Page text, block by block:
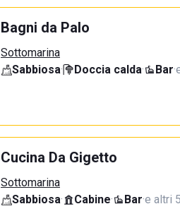
Bagni da Palo
Sottomarina
Sabbiosa· Doccia calda· Bar·
Cucina Da Gigetto
Sottomarina
Sabbiosa· Cabine· Bar·e altri